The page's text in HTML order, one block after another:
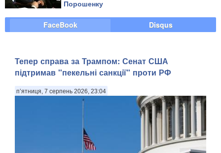
Порошенку
FaceBook Disqus
Тепер справа за Трампом: Сенат США
підтримав "пекельні санкції" проти РФ
п’ятниця, 7 серпень 2026, 23:04